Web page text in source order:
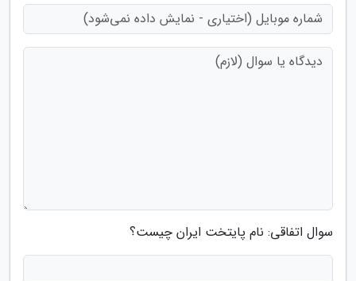
سوال اتفاقی: نام پایتخت ایران چیست؟